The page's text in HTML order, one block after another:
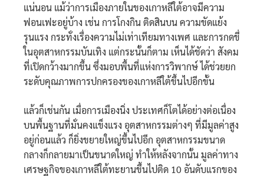
แน่นอน แม้ว่าการเมืองภายในของเกาหลีใต้อาจมีความ
ฟอนเฟะอยู่บ้าง เช่น การโกงกิน ติดสินบน ความขัดแย้ง
รุนแรง กระทั่งเรื่องความไม่เท่าเทียมทางเพศ และการกดขี่
ในอุตสาหกรรมบันเทิง แต่กระนั้นก็ตาม เห็นได้ชัดว่า สังคม
ที่เปิดกว้างมากขึ้น ซึ่งมอบพื้นที่แห่งการวิพากษ์ ได้ช่วยยก
ระดับคุณภาพการปกครองของเกาหลีใต้ขึ้นไปอีกขั้น
แล้วก็เช่นกัน เมื่อการเมืองนิ่ง ประเทศก็โตได้อย่างต่อเนื่อง
บนพื้นฐานที่มั่นคงแข็งแรง อุตสาหกรรมต่างๆ ที่มีมูลค่าสูง
อยู่ก่อนแล้ว ก็ยิ่งขยายใหญ่ขึ้นไปอีก อุตสาหกรรมขนาด
กลางก็กลายมาเป็นขนาดใหญ่ ทำให้หลังจากนั้น มูลค่าทาง
เศรษฐกิจของเกาหลีใต้ทะยานขึ้นไปติด 10 อันดับแรกของ